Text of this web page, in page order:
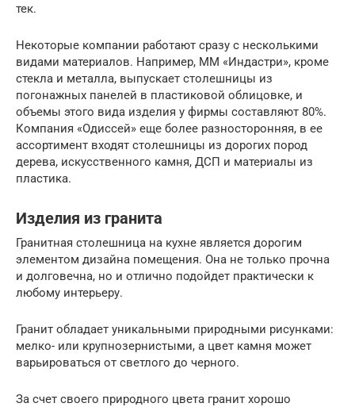
тек.
Некоторые компании работают сразу с несколькими
видами материалов. Например, ММ «Индастри», кроме
стекла и металла, выпускает столешницы из
погонажных панелей в пластиковой облицовке, и
объемы этого вида изделия у фирмы составляют 80%.
Компания «Одиссей» еще более разносторонняя, в ее
ассортимент входят столешницы из дорогих пород
дерева, искусственного камня, ДСП и материалы из
пластика.
Изделия из гранита
Гранитная столешница на кухне является дорогим
элементом дизайна помещения. Она не только прочна
и долговечна, но и отлично подойдет практически к
любому интерьеру.
Гранит обладает уникальными природными рисунками:
мелко- или крупнозернистыми, а цвет камня может
варьироваться от светлого до черного.
За счет своего природного цвета гранит хорошо